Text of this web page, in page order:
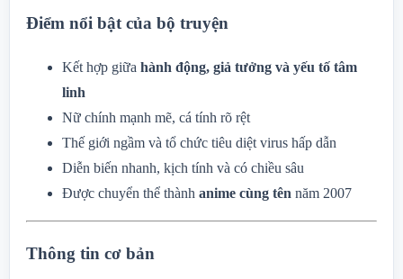
Điểm nổi bật của bộ truyện
Kết hợp giữa hành động, giả tưởng và yếu tố tâm
linh
Nữ chính mạnh mẽ, cá tính rõ rệt
Thế giới ngầm và tổ chức tiêu diệt virus hấp dẫn
Diễn biến nhanh, kịch tính và có chiều sâu
Được chuyển thể thành anime cùng tên năm 2007
Thông tin cơ bản